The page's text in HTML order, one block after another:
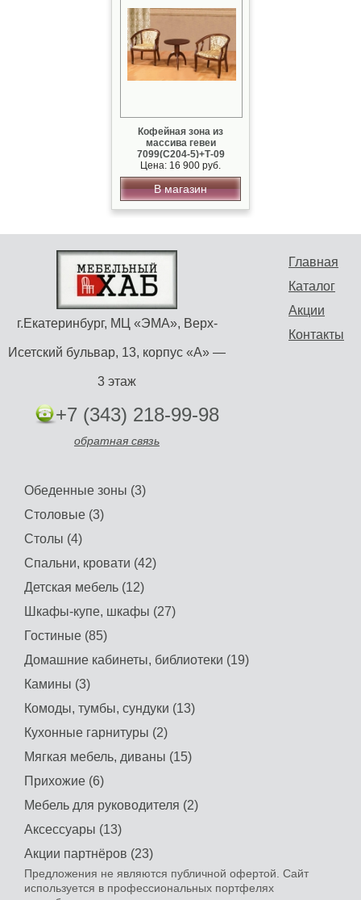
Кофейная зона из
массива гевеи
7099(С204-5)+Т-09
Цена: 16 900 руб.
В магазин
Главная
Каталог
Акции
Контакты
г.Екатеринбург, МЦ «ЭМА», Верх-
Исетский бульвар, 13, корпус «А» —
3 этаж
+7 (343) 218-99-98
обратная связь
Обеденные зоны (3)
Столовые (3)
Столы (4)
Спальни, кровати (42)
Детская мебель (12)
Шкафы-купе, шкафы (27)
Гостиные (85)
Домашние кабинеты, библиотеки (19)
Камины (3)
Комоды, тумбы, сундуки (13)
Кухонные гарнитуры (2)
Мягкая мебель, диваны (15)
Прихожие (6)
Мебель для руководителя (2)
Аксессуары (13)
Акции партнёров (23)
Предложения не являются публичной офертой. Сайт
используется в профессиональных портфелях